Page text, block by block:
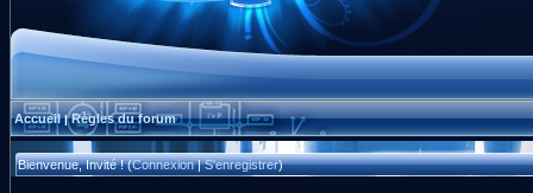
Accueil|Règles du forum
Bienvenue, Invité ! (Connexion|S'enregistrer)